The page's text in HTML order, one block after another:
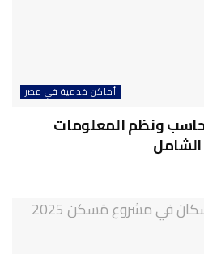
أماكن خدمية في مصر
ونظم المعلومات